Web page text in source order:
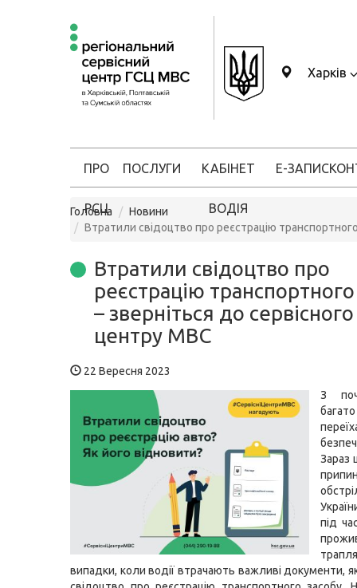
Харків
ПРО
РСЦ
ПОСЛУГИ КАБІНЕТ
ВОДІЯ
Е-ЗАПИС
Головна
Новини
Втратили свідоцтво про реєстрацію
Втратили свідоцтво про
реєстрацію
– зверніться до сервісного
центру МВС
22 Вересня 2023
З
Зараз
під
випадки, коли водії втрачають важливі документи,